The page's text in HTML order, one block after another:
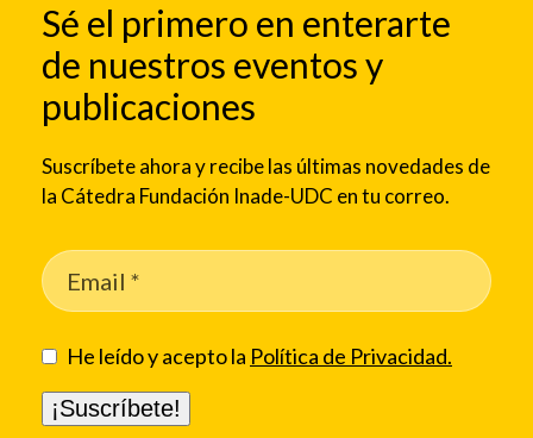
Sé el primero en enterarte
de nuestros eventos y
publicaciones
Suscríbete ahora y recibe las últimas novedades de
la Cátedra Fundación Inade-UDC en tu correo.
He leído y acepto la Política de Privacidad.